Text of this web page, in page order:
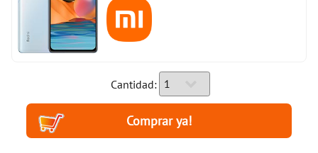
Cantidad: